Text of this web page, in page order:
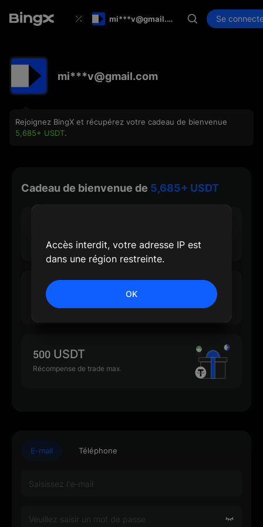
mi***v@gmail.com Se
mi***v@gmail.com
Rejoignez BingX et récupérez votre cadeau de bienvenue
5,685+ USDT.
Cadeau de bienvenue de 5,685+ USDT
Récompense d'inscription max.
500 USDT
Récompense de dépôt max.
500 USDT
Récompense de trade max.
E-mail Téléphone
Accès interdit, votre adresse IP est
dans une région restreinte.
OK